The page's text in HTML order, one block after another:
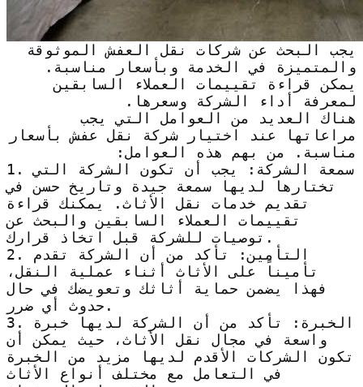
يجب البحث عن شركات نقل العفش الموثوقة
والمتميزة في الخدمة وبأسعار مناسبة.
يمكن قراءة تقييمات العملاء السابقين
لمعرفة أداء الشركة وسعرها.
هناك العديد من العوامل التي يجب
مراعاتها عند اختيار شركة نقل عفش بأسعار
مناسبة. من بهم هذه العوامل:
1. سمعة الشركة: يجب أن تكون الشركة التي
تختارها لديها سمعة جيدة وتاريخ حسن في
تقديم خدمات نقل الأثاث. يمكنك قراءة
تقييمات العملاء السابقين والبحث عن
توصيات للشركة قبل اتخاذ قرارك.
2. التأمين: تأكد من أن الشركة تقدم
تأميناً على الأثاث أثناء عملية النقل،
فهذا يضمن حماية أثاثك وتعويضك في حال
حدوث أي ضرر.
3. الخبرة: تأكد من أن الشركة لديها خبرة
واسعة في مجال نقل الأثاث، حيث يمكن أن
تكون الشركات الأقدم لديها مزيد من الخبرة
في التعامل مع مختلف أنواع الأثاث